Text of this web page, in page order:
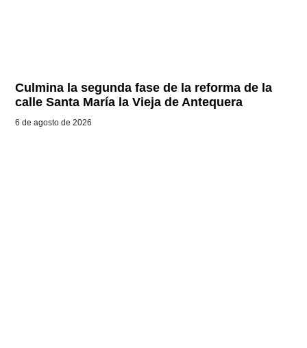
Culmina la segunda fase de la reforma de la
calle Santa María la Vieja de Antequera
6 de agosto de 2026